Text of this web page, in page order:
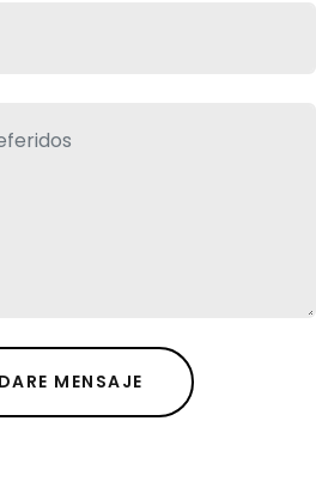
MENSAJE